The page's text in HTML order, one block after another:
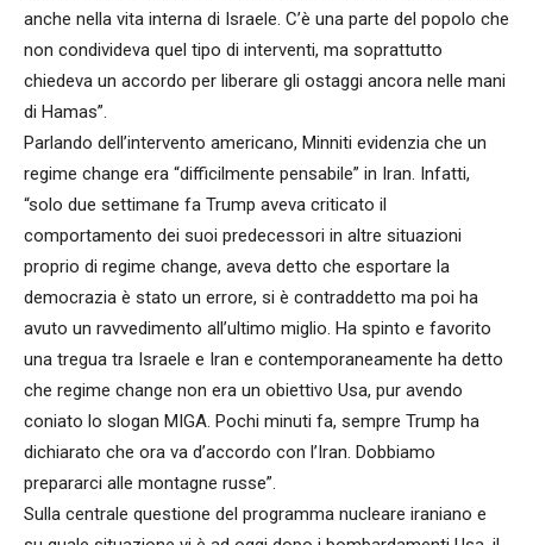
anche nella vita interna di Israele. C’è una parte del popolo che
non condivideva quel tipo di interventi, ma soprattutto
chiedeva un accordo per liberare gli ostaggi ancora nelle mani
di Hamas”.
Parlando dell’intervento americano, Minniti evidenzia che un
regime change era “difficilmente pensabile” in Iran. Infatti,
“solo due settimane fa Trump aveva criticato il
comportamento dei suoi predecessori in altre situazioni
proprio di regime change, aveva detto che esportare la
democrazia è stato un errore, si è contraddetto ma poi ha
avuto un ravvedimento all’ultimo miglio. Ha spinto e favorito
una tregua tra Israele e Iran e contemporaneamente ha detto
che regime change non era un obiettivo Usa, pur avendo
coniato lo slogan MIGA. Pochi minuti fa, sempre Trump ha
dichiarato che ora va d’accordo con l’Iran. Dobbiamo
prepararci alle montagne russe”.
Sulla centrale questione del programma nucleare iraniano e